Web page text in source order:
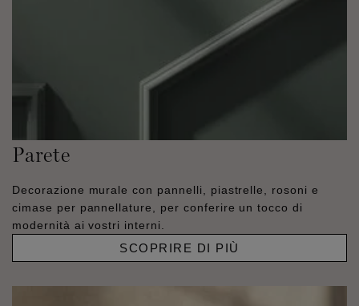
Parete
Decorazione murale con pannelli, piastrelle, rosoni e
cimase per pannellature, per conferire un tocco di
modernità ai vostri interni.
SCOPRIRE DI PIÙ